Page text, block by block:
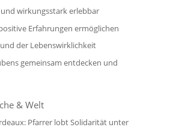
wirkungsstark erlebbar
Erfahrungen ermöglichen
der Lebenswirklichkeit
gemeinsam entdecken und
& Welt
Pfarrer lobt Solidarität unter